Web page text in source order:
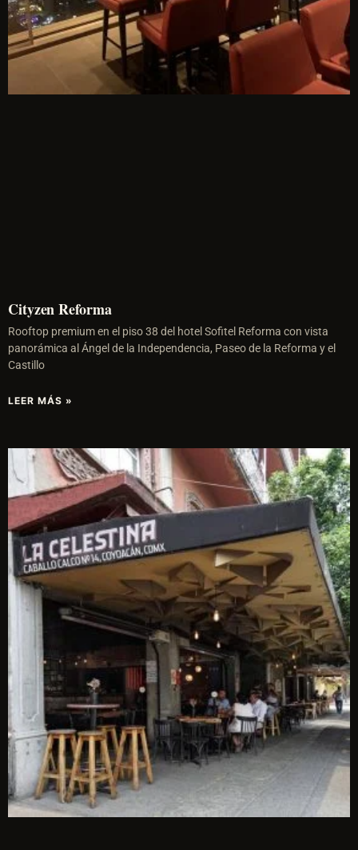
Cityzen Reforma
Rooftop premium en el piso 38 del hotel Sofitel Reforma con vista
panorámica al Ángel de la Independencia, Paseo de la Reforma y el
Castillo
LEER MÁS »